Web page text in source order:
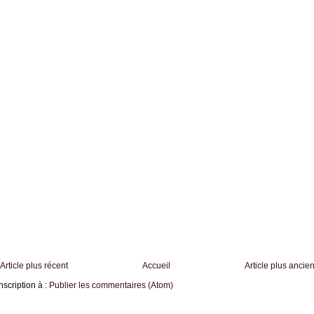
Article plus récent Article plus ancien
Accueil
à : Publier les commentaires (Atom)